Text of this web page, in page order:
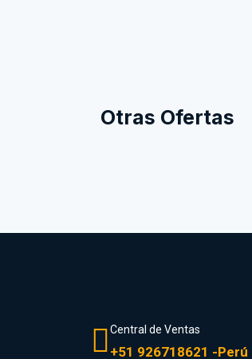
Otras Ofertas
Central de Ventas
+51 926718621 -Perú